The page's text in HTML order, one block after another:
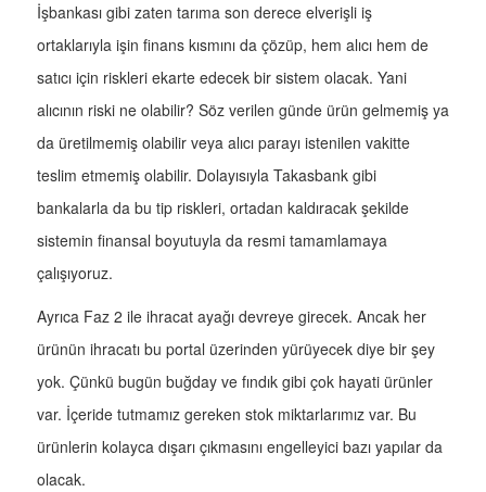
İşbankası gibi zaten tarıma son derece elverişli iş
ortaklarıyla işin finans kısmını da çözüp, hem alıcı hem de
satıcı için riskleri ekarte edecek bir sistem olacak. Yani
alıcının riski ne olabilir? Söz verilen günde ürün gelmemiş ya
da üretilmemiş olabilir veya alıcı parayı istenilen vakitte
teslim etmemiş olabilir. Dolayısıyla Takasbank gibi
bankalarla da bu tip riskleri, ortadan kaldıracak şekilde
sistemin finansal boyutuyla da resmi tamamlamaya
çalışıyoruz.
Ayrıca Faz 2 ile ihracat ayağı devreye girecek. Ancak her
ürünün ihracatı bu portal üzerinden yürüyecek diye bir şey
yok. Çünkü bugün buğday ve fındık gibi çok hayati ürünler
var. İçeride tutmamız gereken stok miktarlarımız var. Bu
ürünlerin kolayca dışarı çıkmasını engelleyici bazı yapılar da
olacak.